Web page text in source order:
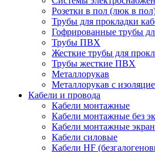
Розетки в пол (люк в
Трубы для прокладки
Гофрированные трубы
Трубы ПВХ
Жесткие трубы для
Трубы жесткие ПВХ
Металлорукав
Металлорукав с
Кабели и провода
Кабели монтажные
Кабели монтажные без
Кабели монтажные
Кабели силовые
Кабели HF